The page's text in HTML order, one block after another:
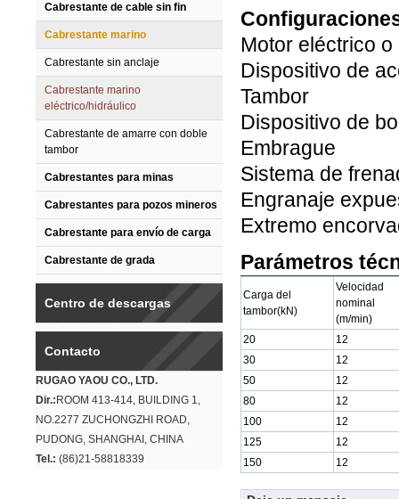
Cabrestante de cable sin fin
Cabrestante marino
Cabrestante sin anclaje
Cabrestante marino
eléctrico/hidráulico
Cabrestante de amarre con doble
tambor
Cabrestantes para minas
Cabrestantes para pozos mineros
Cabrestante para envío de carga
Cabrestante de grada
Centro de descargas
Contacto
RUGAO YAOU CO., LTD.
Dir.: ROOM 413-414, BUILDING 1,
NO.2277 ZUCHONGZHI ROAD,
PUDONG, SHANGHAI, CHINA
Tel.: (86)21-58818339
Motor eléctrico
Dispositivo de
Tambor
Dispositivo de
Embrague
Sistema de
Engranaje
Extremo
Parámetros
Carga del
tambor(kN)
Velocidad
nominal
(m/min)
20
12
30
12
50
12
80
12
100
12
125
12
150
12